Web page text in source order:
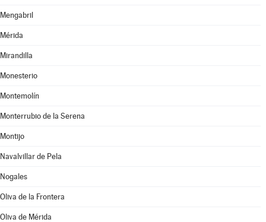
Mengabril
Mérida
Mirandilla
Monesterio
Montemolín
Monterrubio de la Serena
Montijo
Navalvillar de Pela
Nogales
Oliva de la Frontera
Oliva de Mérida